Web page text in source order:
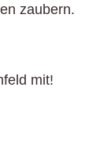
zaubern.
mit!